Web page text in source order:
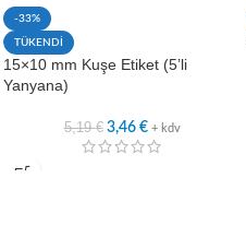
-33%
TÜKENDİ
15×10 mm Kuşe Etiket (5’li
Yanyana)
5,19€ 3,46 € + kdv